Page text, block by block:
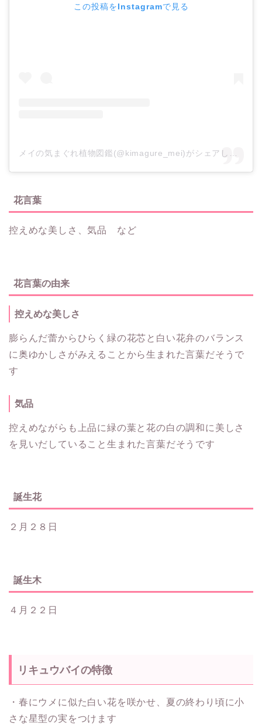
この投稿をInstagramで見る
花言葉
控えめな美しさ、気品 など
花言葉の由来
控えめな美しさ
膨らんだ蕾からひらく緑の花芯と白い花弁のバランス
に奥ゆかしさがみえることから生まれた言葉だそうで
す
気品
控えめながらも上品に緑の葉と花の白の調和に美しさ
を見いだしていること生まれた言葉だそうです
誕生花
２月２８日
誕生木
４月２２日
リキュウバイの特徴
・春にウメに似た白い花を咲かせ、夏の終わり頃に小
さな星型の実をつけます